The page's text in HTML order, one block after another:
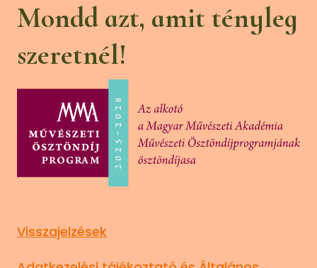
Mondd azt, amit tényleg
szeretnél!
Visszajelzések